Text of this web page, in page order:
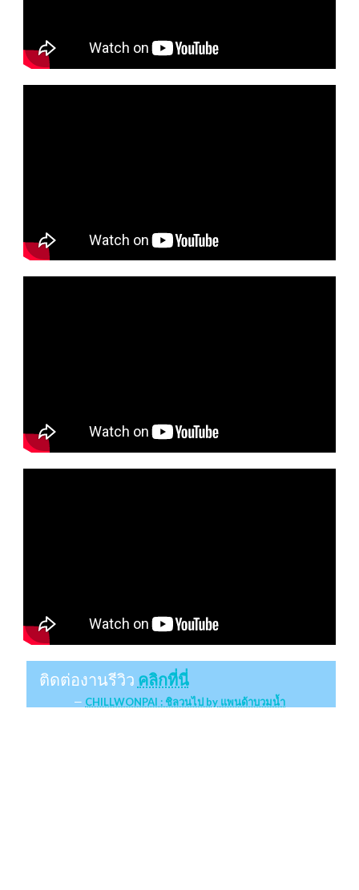
ติดต่องานรีวิว คลิกที่นี่
CHILLWONPAI : ชิลวนไป by แพนด้าบวมน้ำ